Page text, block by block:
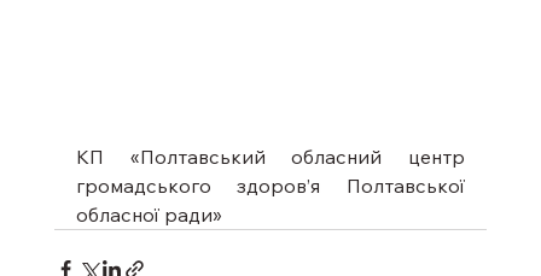
КП «Полтавський обласний центр
громадського здоров’я Полтавської
обласної ради»